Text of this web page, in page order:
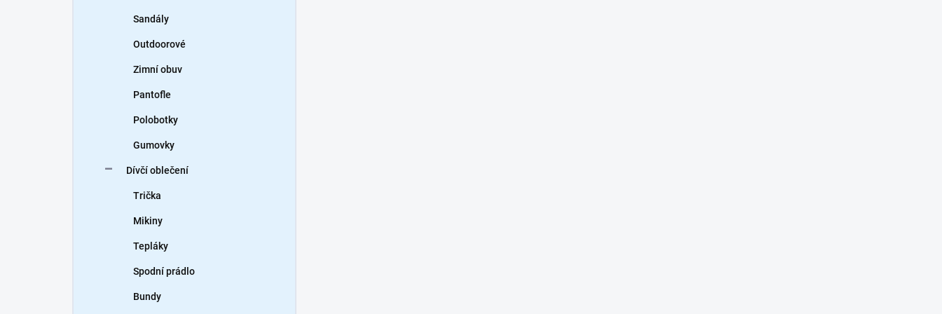
Sandály
Outdoorové
Zimní obuv
Pantofle
Polobotky
Gumovky
Dívčí oblečení
Trička
Mikiny
Tepláky
Spodní prádlo
Bundy